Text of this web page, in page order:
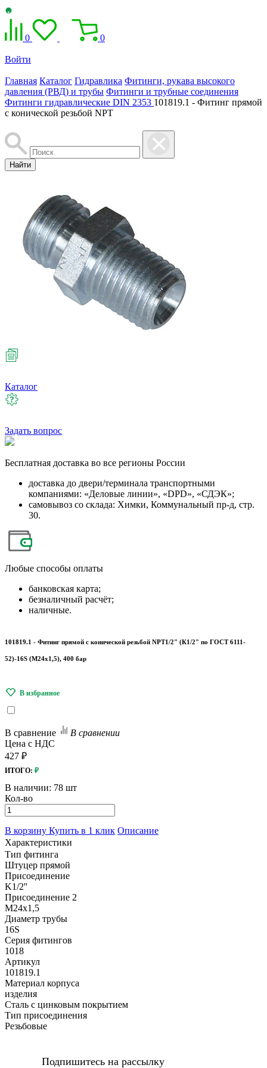
0 0
Войти
Главная Каталог Гидравлика Фитинги, рукава высокого
давления (РВД) и трубы Фитинги и трубные соединения
Фитинги гидравлические DIN 2353 101819.1 - Фитинг прямой
с конической резьбой NPT
Найти
Каталог
Задать вопрос
Бесплатная доставка во все регионы России
доставка до двери/терминала транспортными
компаниями: «Деловые линии», «DPD», «СДЭК»;
самовывоз со склада: Химки, Коммунальный пр-д, стр.
30.
Любые способы оплаты
банковская карта;
безналичный расчёт;
наличные.
101819.1 - Фитинг прямой с конической резьбой NPT1/2" (К1/2" по ГОСТ 6111-
52)-16S (М24х1,5), 400 бар
В сравнение
В сравнении
Цена с НДС
427 ₽
ИТОГО: ₽
В наличии: 78 шт
Кол-во
В корзину Купить в 1 клик Описание
Характеристики
Тип фитинга
Штуцер прямой
Присоединение
K1/2''
Присоединение 2
M24x1,5
Диаметр трубы
16S
Серия фитингов
1018
Артикул
101819.1
Материал корпуса
изделия
Сталь с цинковым покрытием
Тип присоединения
Резьбовые
Подпишитесь на рассылку